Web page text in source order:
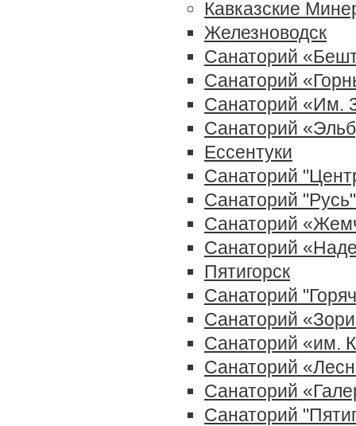
Кавказские
Железноводск
Санаторий
Санаторий
Санаторий «Им.
Санаторий
Ессентуки
Санаторий
Санаторий "Русь"
Санаторий
Санаторий
Пятигорск
Санаторий
Санаторий
Санаторий «им.
Санаторий
Санаторий
Санаторий